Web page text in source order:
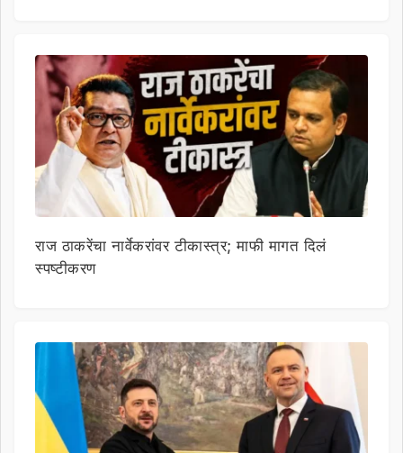
राज ठाकरेंचा नार्वेकरांवर टीकास्त्र; माफी मागत दिलं
स्पष्टीकरण